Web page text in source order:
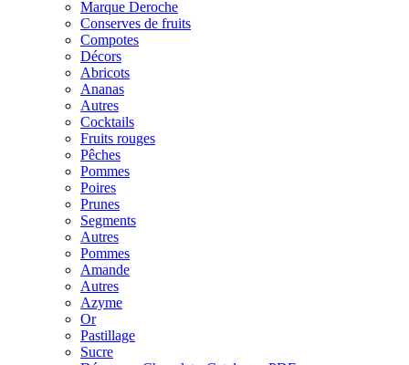
Marque Deroche
Conserves de fruits
Compotes
Décors
Abricots
Ananas
Autres
Cocktails
Fruits rouges
Pêches
Pommes
Poires
Prunes
Segments
Autres
Pommes
Amande
Autres
Azyme
Or
Pastillage
Sucre